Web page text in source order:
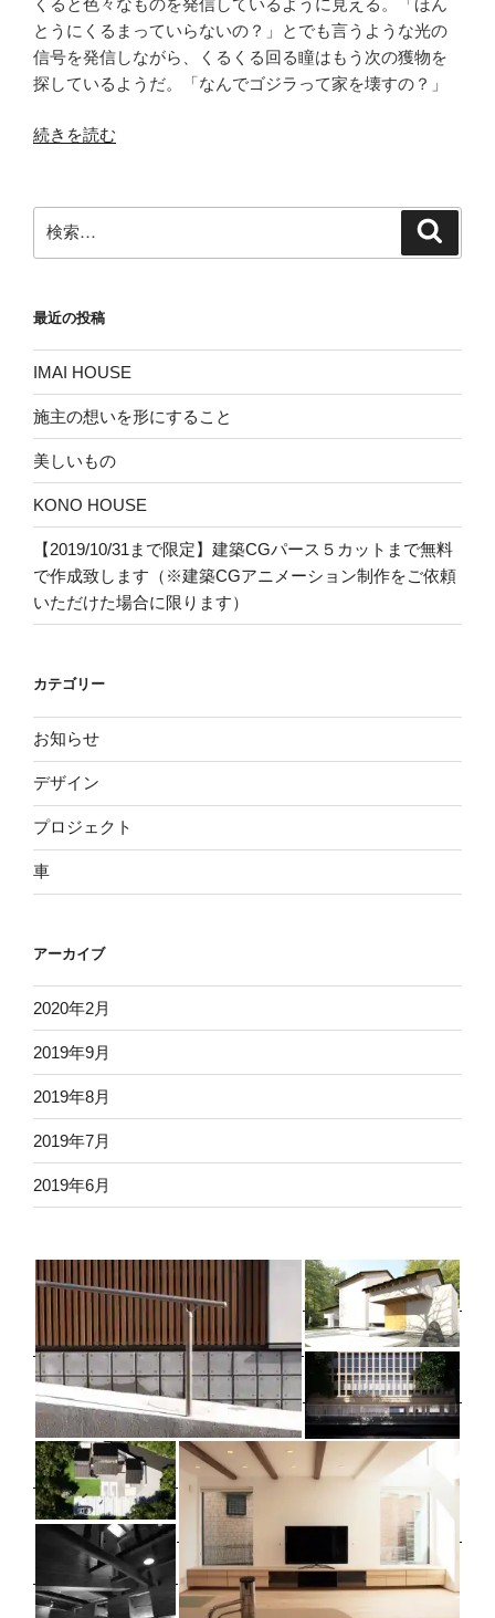
とうにくるまっていらないの？」とでも言うような光の
信号を発信しながら、くるくる回る瞳はもう次の獲物を
探しているようだ。「なんでゴジラって家を壊すの？」
“ケ
リ”
の
続きを読む
索:
最近の投稿
IMAI HOUSE
施主の想いを形にすること
美しいもの
KONO HOUSE
【2019/10/31まで限定】建築CGパース５カットまで無料
で作成致します（※建築CGアニメーション制作をご依頼
いただけた場合に限ります）
カテゴリー
お知らせ
デザイン
プロジェクト
車
アーカイブ
2020年2月
2019年9月
2019年8月
2019年7月
2019年6月